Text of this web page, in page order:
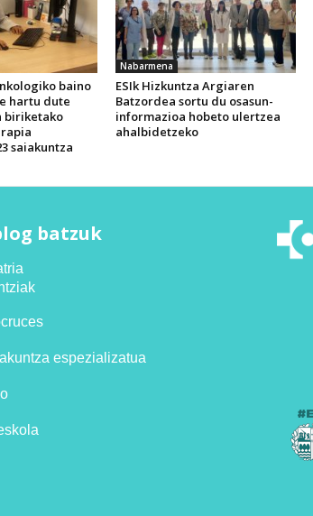
baino
hartu dute
biriketako
saiakuntza
Nabarmena
ESIk Hizkuntza Argiaren
Batzordea sortu du osasun-
informazioa hobeto ulertzea
ahalbidetzeko
batzuk
espezializatua